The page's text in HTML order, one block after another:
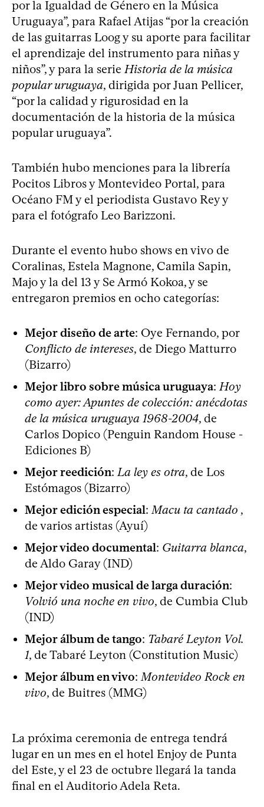
por la Igualdad de Género en la Música
Uruguaya”, para Rafael Atijas “por la creación
de las guitarras Loog y su aporte para facilitar
el aprendizaje del instrumento para niñas y
niños”, y para la serie Historia de la música
popular uruguaya, dirigida por Juan Pellicer,
“por la calidad y rigurosidad en la
documentación de la historia de la música
popular uruguaya”.
También hubo menciones para la librería
Pocitos Libros y Montevideo Portal, para
Océano FM y el periodista Gustavo Rey y
para el fotógrafo Leo Barizzoni.
Durante el evento hubo shows en vivo de
Coralinas, Estela Magnone, Camila Sapin,
Majo y la del 13 y Se Armó Kokoa, y se
entregaron premios en ocho categorías:
Mejor diseño de arte: Oye Fernando, por
Conflicto de intereses, de Diego Matturro
(Bizarro)
Mejor libro sobre música uruguaya: Hoy
como ayer: Apuntes de colección: anécdotas
de la música uruguaya 1968-2004, de
Carlos Dopico (Penguin Random House -
Ediciones B)
Mejor reedición: La ley es otra, de Los
Estómagos (Bizarro)
Mejor edición especial: Macu ta cantado ,
de varios artistas (Ayuí)
Mejor video documental: Guitarra blanca,
de Aldo Garay (IND)
Mejor video musical de larga duración:
Volvió una noche en vivo, de Cumbia Club
(IND)
Mejor álbum de tango: Tabaré Leyton Vol.
1, de Tabaré Leyton (Constitution Music)
Mejor álbum en vivo: Montevideo Rock en
vivo, de Buitres (MMG)
La próxima ceremonia de entrega tendrá
lugar en un mes en el hotel Enjoy de Punta
del Este, y el 23 de octubre llegará la tanda
final en el Auditorio Adela Reta.